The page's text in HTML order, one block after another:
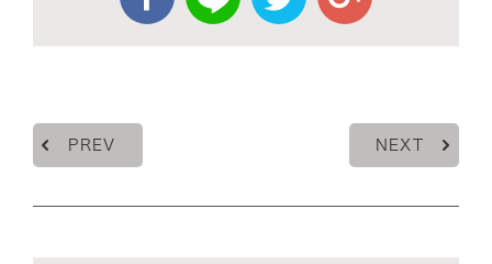
PREV NEXT